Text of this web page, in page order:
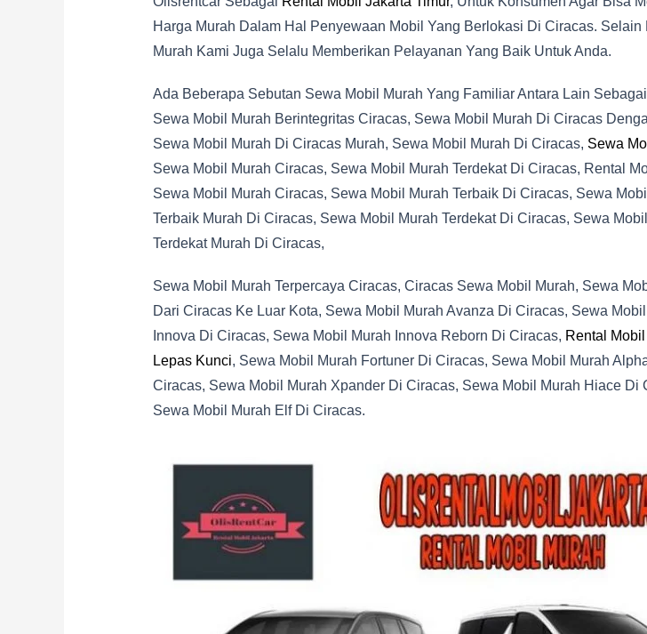
Harga Murah Dalam Hal Penyewaan Mobil Yang Berlokasi Di Ciracas. Selain
Murah Kami Juga Selalu Memberikan Pelayanan Yang Baik Untuk Anda.
Ada Beberapa Sebutan Sewa Mobil Murah Yang Familiar Antara Lain
Sewa Mobil Murah Berintegritas Ciracas, Sewa Mobil Murah Di Ciracas
Sewa Mobil Murah Di Ciracas Murah, Sewa Mobil Murah Di Ciracas, Sewa
Sewa Mobil Murah Ciracas, Sewa Mobil Murah Terdekat Di Ciracas, Rental
Sewa Mobil Murah Ciracas, Sewa Mobil Murah Terbaik Di Ciracas, Sewa
Terbaik Murah Di Ciracas, Sewa Mobil Murah Terdekat Di Ciracas, Sewa
Terdekat Murah Di Ciracas,
Sewa Mobil Murah Terpercaya Ciracas, Ciracas Sewa Mobil Murah, Sewa
Dari Ciracas Ke Luar Kota, Sewa Mobil Murah Avanza Di Ciracas, Sewa
Innova Di Ciracas, Sewa Mobil Murah Innova Reborn Di Ciracas, Rental
Lepas Kunci, Sewa Mobil Murah Fortuner Di Ciracas, Sewa Mobil Murah
Ciracas, Sewa Mobil Murah Xpander Di Ciracas, Sewa Mobil Murah Hiace Di
Sewa Mobil Murah Elf Di Ciracas.